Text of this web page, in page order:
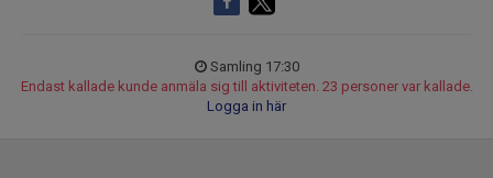
Samling 17:30
Endast kallade kunde anmäla sig till aktiviteten. 23 personer var kallade.
Logga in här